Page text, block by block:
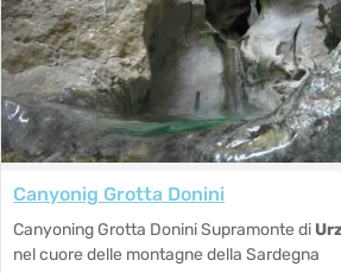
Canyonig Grotta Donini
Canyoning Grotta Donini Supramonte di
nel cuore delle montagne della Sardegna